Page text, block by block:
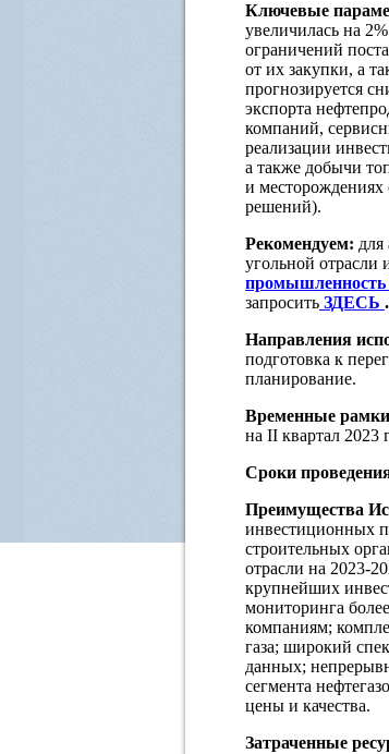
Ключевые
увеличилась на
ограничений
от их закупки, а
прогнозируется
экспорта
компаний,
реализации
а также добычи
и
решений).
Рекомендуем: для
угольной отрасли
промышленность
запросить ЗДЕСЬ .
Направления
подготовка к
планирование.
Временные рамки
на II квартал 2023
Сроки
Преимущества
инвестиционных
строительных
отрасли на 2023-
крупнейших
мониторинга
компаниям;
газа; широкий
данных;
сегмента
цены и качества.
Затраченные